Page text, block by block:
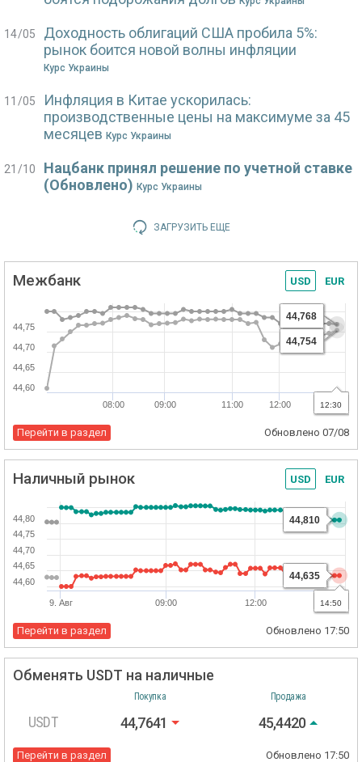
14/05
Доходность облигаций США пробила 5%:
рынок боится новой волны инфляции
Курс Украины
11/05
Инфляция в Китае ускорилась:
производственные цены на максимуме за 45
месяцев Курс Украины
21/10
Нацбанк принял решение по учетной ставке
(Обновлено) Курс Украины
ЗАГРУЗИТЬ ЕЩЕ
Межбанк USD EUR
12:00 21:00
08:00 09:00 11:00
44,60
44,65
44,70
44,75
12:30
44,768
44,754
Перейти в раздел Обновлено 07/08
Наличный рынок USD EUR
12:00
9. Авг 09:00 21:00
44,60
44,65
44,70
44,75
44,80
14:50
44,810
44,635
Перейти в раздел Обновлено 17:50
Обменять USDT на наличные
Покупка Продажа
USDT 44,7641 45,4420
Перейти в раздел Обновлено 17:50